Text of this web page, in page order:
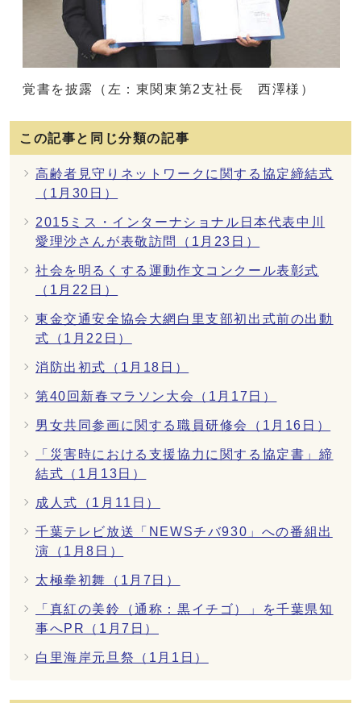
覚書を披露（左：東関東第2支社長 西澤様）
この記事と同じ分類の記事
高齢者見守りネットワークに関する協定締結式
（1月30日）
2015ミス・インターナショナル日本代表中川
愛理沙さんが表敬訪問（1月23日）
社会を明るくする運動作文コンクール表彰式
（1月22日）
東金交通安全協会大網白里支部初出式前の出動
式（1月22日）
消防出初式（1月18日）
第40回新春マラソン大会（1月17日）
男女共同参画に関する職員研修会（1月16日）
「災害時における支援協力に関する協定書」締
結式（1月13日）
成人式（1月11日）
千葉テレビ放送「NEWSチバ930」への番組出
演（1月8日）
太極拳初舞（1月7日）
「真紅の美鈴（通称：黒イチゴ）」を千葉県知
事へPR（1月7日）
白里海岸元旦祭（1月1日）